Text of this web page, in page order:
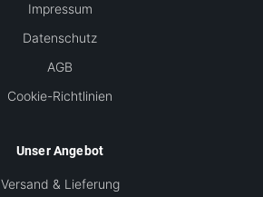
Impressum
Datenschutz
AGB
Cookie-Richtlinien
Unser Angebot
Versand & Lieferung